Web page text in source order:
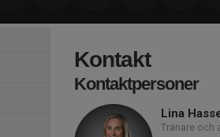
Kontakt
Kontaktpersoner
Lina
Tränare och